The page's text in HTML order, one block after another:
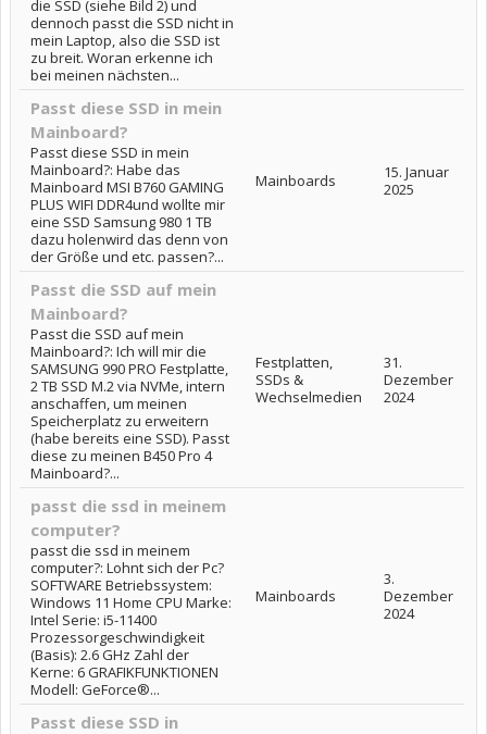
die SSD (siehe Bild 2) und
dennoch passt die SSD nicht in
mein Laptop, also die SSD ist
zu breit. Woran erkenne ich
bei meinen nächsten...
Passt diese SSD in mein
Mainboard?
Passt diese SSD in mein
Mainboard?: Habe das
Mainboard MSI B760 GAMING
PLUS WIFI DDR4und wollte mir
eine SSD Samsung 980 1 TB
dazu holenwird das denn von
der Größe und etc. passen?...
Mainboards
15. Januar
2025
Passt die SSD auf mein
Mainboard?
Passt die SSD auf mein
Mainboard?: Ich will mir die
SAMSUNG 990 PRO Festplatte,
2 TB SSD M.2 via NVMe, intern
anschaffen, um meinen
Speicherplatz zu erweitern
(habe bereits eine SSD). Passt
diese zu meinen B450 Pro 4
Mainboard?...
Festplatten,
SSDs &
Wechselmedien
31.
Dezember
2024
passt die ssd in meinem
computer?
passt die ssd in meinem
computer?: Lohnt sich der Pc?
SOFTWARE Betriebssystem:
Windows 11 Home CPU Marke:
Intel Serie: i5-11400
Prozessorgeschwindigkeit
(Basis): 2.6 GHz Zahl der
Kerne: 6 GRAFIKFUNKTIONEN
Modell: GeForce®...
Mainboards
3.
Dezember
2024
Passt diese SSD in